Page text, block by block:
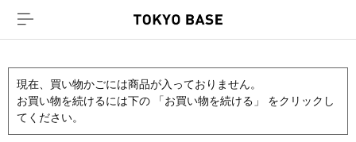
現在、買い物かごには商品が入っておりません。
お買い物を続けるには下の 「お買い物を続ける」 をクリックし
てください。